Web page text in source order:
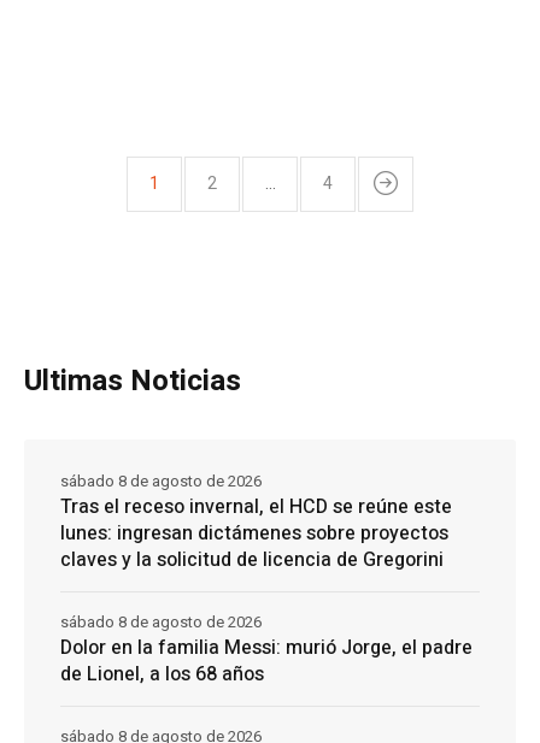
1 2 … 4
Ultimas Noticias
Tras el receso invernal, el HCD se reúne este
lunes: ingresan dictámenes sobre proyectos
claves y la solicitud de licencia de Gregorini
sábado 8 de agosto de 2026
Dolor en la familia Messi: murió Jorge, el padre
de Lionel, a los 68 años
sábado 8 de agosto de 2026
sábado 8 de agosto de 2026